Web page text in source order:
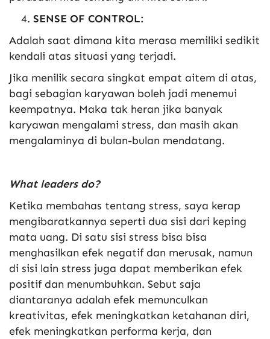
SENSE OF CONTROL:
Adalah saat dimana kita merasa memiliki sedikit
kendali atas situasi yang terjadi.
Jika menilik secara singkat empat aitem di atas,
bagi sebagian karyawan boleh jadi menemui
keempatnya. Maka tak heran jika banyak
karyawan mengalami stress, dan masih akan
mengalaminya di bulan-bulan mendatang.
What leaders do?
Ketika membahas tentang stress, saya kerap
mengibaratkannya seperti dua sisi dari keping
mata uang. Di satu sisi stress bisa bisa
menghasilkan efek negatif dan merusak, namun
di sisi lain stress juga dapat memberikan efek
positif dan menumbuhkan. Sebut saja
diantaranya adalah efek memunculkan
kreativitas, efek meningkatkan ketahanan diri,
efek meningkatkan performa kerja, dan